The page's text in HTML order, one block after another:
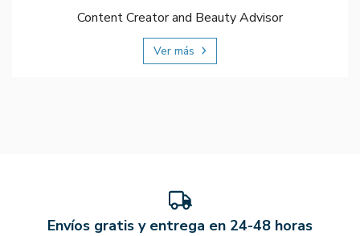
Content Creator and Beauty Advisor
Ver más
Envíos gratis y entrega en 24-48 horas